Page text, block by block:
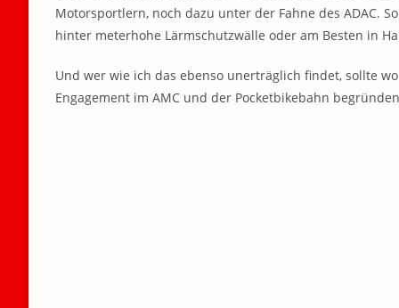
Motorsportlern, noch dazu unter der Fahne des ADAC.
hinter meterhohe Lärmschutzwälle oder am Besten in
Und wer wie ich das ebenso unerträglich findet, sollte
Engagement im AMC und der Pocketbikebahn